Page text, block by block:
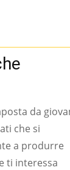
da
che si
a produrre
ti interessa